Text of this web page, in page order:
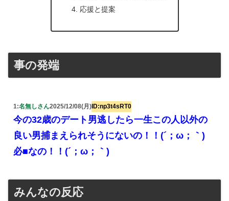
応援と提案
事の発端
1:名無しさん2025/12/08(月)ID:np3t4sRT0
今の32歳のデート男逃したら一生この人以外の
良い男捕まえられそうにないの！！(´；ω；｀)
必■なの！！(´；ω；｀)
みんなの反応